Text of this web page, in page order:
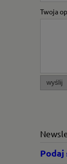
Twoja
wyślij
Podaj